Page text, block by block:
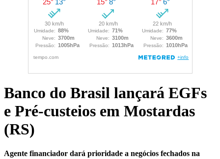
Banco do Brasil lançará EGFs
e Pré-custeios em Mostardas
(RS)
Agente financiador dará prioridade a negócios fechados na